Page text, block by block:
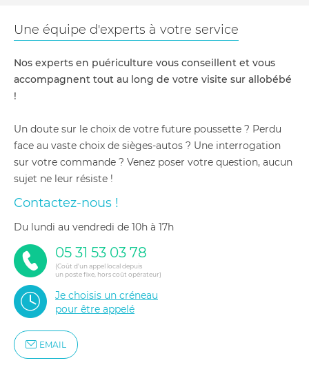
Une équipe d'experts à votre service
Nos experts en puériculture vous conseillent et vous
accompagnent tout au long de votre visite sur allobébé
!
Un doute sur le choix de votre future poussette ? Perdu
face au vaste choix de sièges-autos ? Une interrogation
sur votre commande ? Venez poser votre question, aucun
sujet ne leur résiste !
Contactez-nous !
du lundi au vendredi de 10h à 17h
05 31 53 03 78
(Coût d'un appel local depuis
un poste fixe, hors coût opérateur)
Je choisis un créneau
pour être appelé
EMAIL